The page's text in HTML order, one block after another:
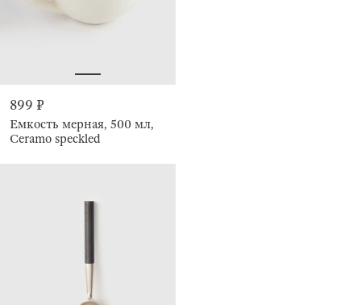
899 ₽
Емкость мерная, 500 мл,
Ceramo speckled